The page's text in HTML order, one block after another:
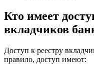
Кто имеет
вкладчиков
Доступ к реестру
правило, доступ имеют: